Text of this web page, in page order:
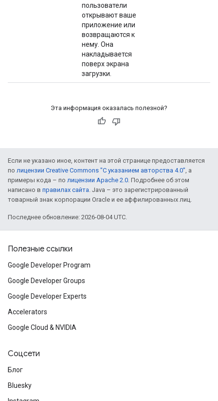
пользователи
открывают ваше
приложение или
возвращаются к
нему. Она
накладывается
поверх экрана
загрузки.
Эта информация оказалась полезной?
Если не указано иное, контент на этой странице предоставляется
по лицензии Creative Commons "С указанием авторства 4.0", а
примеры кода – по лицензии Apache 2.0. Подробнее об этом
написано в правилах сайта. Java – это зарегистрированный
товарный знак корпорации Oracle и ее аффилированных лиц.
Последнее обновление: 2026-08-04 UTC.
Полезные ссылки
Google Developer Program
Google Developer Groups
Google Developer Experts
Accelerators
Google Cloud & NVIDIA
Соцсети
Блог
Bluesky